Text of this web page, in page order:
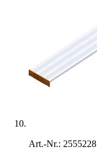
Art.-Nr.: 2555228